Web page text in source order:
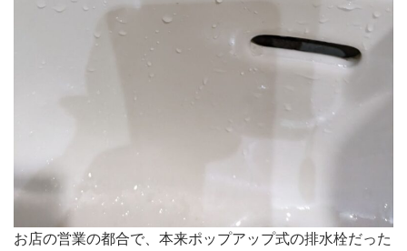
お店の営業の都合で、本来ポップアップ式の排水栓だった